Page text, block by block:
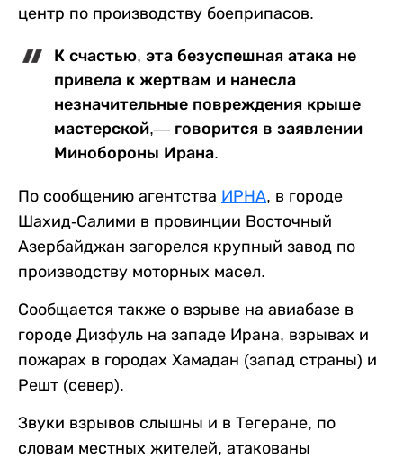
центр по производству боеприпасов.
К счастью, эта безуспешная атака не
привела к жертвам и нанесла
незначительные повреждения крыше
мастерской,— говорится в заявлении
Минобороны Ирана.
По сообщению агентства ИРНА, в городе
Шахид-Салими в провинции Восточный
Азербайджан загорелся крупный завод по
производству моторных масел.
Сообщается также о взрыве на авиабазе в
городе Дизфуль на западе Ирана, взрывах и
пожарах в городах Хамадан (запад страны) и
Решт (север).
Звуки взрывов слышны и в Тегеране, по
словам местных жителей, атакованы